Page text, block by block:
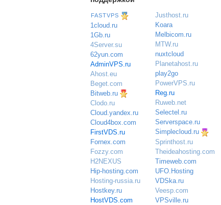
FASTVPS
1cloud.ru
1Gb.ru
4Server.su
62yun.com
AdminVPS.ru
Ahost.eu
Beget.com
Bitweb.ru
Clodo.ru
Cloud.yandex.ru
Cloud4box.com
FirstVDS.ru
Fornex.com
Fozzy.com
H2NEXUS
Hip-hosting.com
Hosting-russia.ru
Hostkey.ru
HostVDS.com
Justhost.ru
Koara
Melbicom.ru
MTW.ru
nuxtcloud
Planetahost.ru
play2go
PowerVPS.ru
Reg.ru
Ruweb.net
Selectel.ru
Serverspace.ru
Simplecloud.ru
Sprinthost.ru
Theideahosting.com
Timeweb.com
UFO.Hosting
VDSka.ru
Veesp.com
VPSville.ru